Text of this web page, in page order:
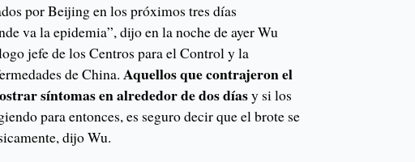
por Beijing en los próximos tres días
va la epidemia”, dijo en la noche de ayer Wu
jefe de los Centros para el Control y la
de China.Aquellos que contrajeron el
síntomas en alrededor de dos díasy si los
para entonces, es seguro decir que el brote se
dijo Wu.